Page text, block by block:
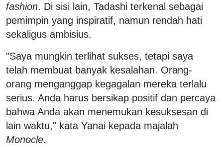
fashion. Di sisi lain, Tadashi terkenal sebagai
pemimpin yang inspiratif, namun rendah hati
sekaligus ambisius.
"Saya mungkin terlihat sukses, tetapi saya
telah membuat banyak kesalahan. Orang-
orang menganggap kegagalan mereka terlalu
serius. Anda harus bersikap positif dan percaya
bahwa Anda akan menemukan kesuksesan di
lain waktu," kata Yanai kepada majalah
Monocle.